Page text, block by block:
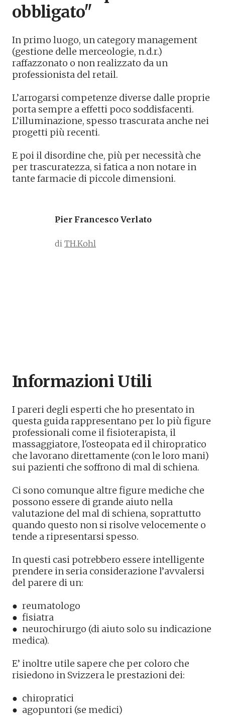
obbligato"
In primo luogo, un category management
(gestione delle merceologie, n.d.r.)
raffazzonato o non realizzato da un
professionista del retail.
L’arrogarsi competenze diverse dalle proprie
porta sempre a effetti poco soddisfacenti.
L’illuminazione, spesso trascurata anche nei
progetti più recenti.
E poi il disordine che, più per necessità che
per trascuratezza, si fatica a non notare in
tante farmacie di piccole dimensioni.
Pier Francesco Verlato
di TH.Kohl
Informazioni Utili
I pareri degli esperti che ho presentato in
questa guida rappresentano per lo più figure
professionali come il fisioterapista, il
massaggiatore, l'osteopata ed il chiropratico
che lavorano direttamente (con le loro mani)
sui pazienti che soffrono di mal di schiena.
Ci sono comunque altre figure mediche che
possono essere di grande aiuto nella
valutazione del mal di schiena, soprattutto
quando questo non si risolve velocemente o
tende a ripresentarsi spesso.
In questi casi potrebbero essere intelligente
prendere in seria considerazione l’avvalersi
del parere di un:
● reumatologo
● fisiatra
● neurochirurgo (di aiuto solo su indicazione
medica).
E’ inoltre utile sapere che per coloro che
risiedono in Svizzera le prestazioni dei:
● chiropratici
● agopuntori (se medici)